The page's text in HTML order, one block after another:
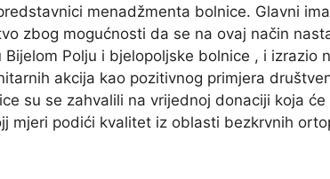
menadžmenta bolnice. Glavni
zbog mogućnosti da se na ovaj način
Polju i bjelopoljske bolnice , i izrazio
akcija kao pozitivnog primjera
su se zahvalili na vrijednoj donaciji koja
mjeri podići kvalitet iz oblasti bezkrvnih